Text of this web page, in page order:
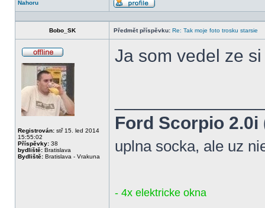
Nahoru
Profil
Bobo_SK Předmět příspěvku: Re: Tak moje foto trosku starsie
Registrován: stř 15. led 2014
15:55:02
Příspěvky: 38
bydliště: Bratislava
Bydliště: Bratislava - Vrakuna
Ja som vedel ze
Ford Scorpio 2.0i
uplna socka, ale uz
- 4x elektricke okna